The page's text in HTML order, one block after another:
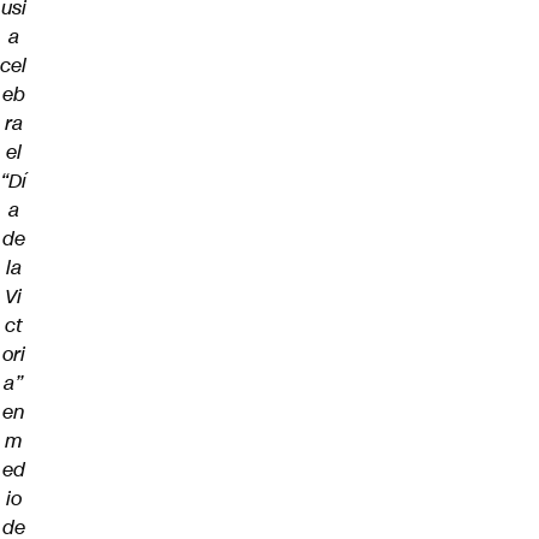
usi
a
cel
eb
ra
el
“Dí
a
de
la
Vi
ct
ori
a”
en
m
ed
io
de